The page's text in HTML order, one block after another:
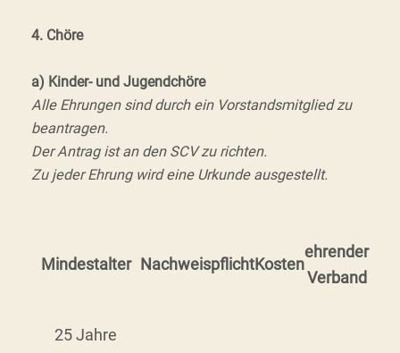
4. Chöre
a) Kinder- und Jugendchöre
Alle Ehrungen sind durch ein Vorstandsmitglied zu
beantragen.
Der Antrag ist an den SCV zu richten.
Zu jeder Ehrung wird eine Urkunde ausgestellt.
Mindestalter NachweispflichtKosten
ehrender
Verband
25 Jahre